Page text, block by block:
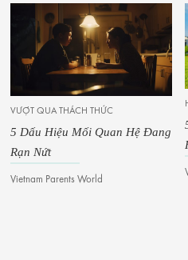
VƯỢT QUA THÁCH THỨC
5 Dấu Hiệu Mối Quan Hệ Đang
Rạn Nứt
Vietnam Parents World